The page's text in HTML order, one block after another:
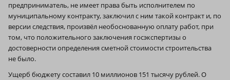
предприниматель, не имеет права быть исполнителем по
муниципальному контракту, заключил с ним такой контракт и, по
версии следствия, произвёл необоснованную оплату работ, при
том, что положительного заключения госэкспертизы о
достоверности определения сметной стоимости строительства
не было.
Ущерб бюджету составил 10 миллионов 151 тысячу рублей. О